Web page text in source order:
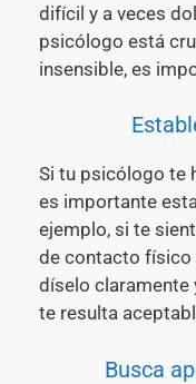
difícil y a veces
psicólogo está
insensible, es
Si tu psicólogo te
es importante
ejemplo, si te
de contacto físico
díselo claramente
te resulta
Busca